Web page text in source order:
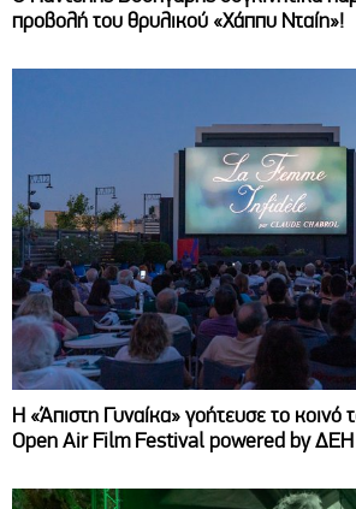
προβολή του θρυλικού «Χάππυ Νταίη»!
Η «Άπιστη Γυναίκα» γοήτευσε το
Open Air Film Festival powered by ΔΕΗ